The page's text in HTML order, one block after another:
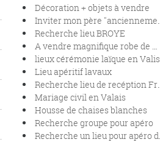
Décoration + objets à vendre
Inviter mon père "anciennement abusif" ?
Recherche lieu BROYE
A vendre magnifique robe de mariée
lieux cérémonie laïque en Valis
Lieu apéritif lavaux
Recherche lieu de recéption Fribourg Bulle Vevey
Mariage civil en Valais
Housse de chaises blanches
Recherche groupe pour apéro
Recherche un lieu pour apéro de mariage entre Payerne et Yverdon-les-bains